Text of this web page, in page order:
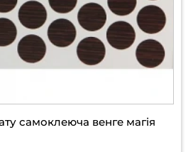
самоклеюча венге магія